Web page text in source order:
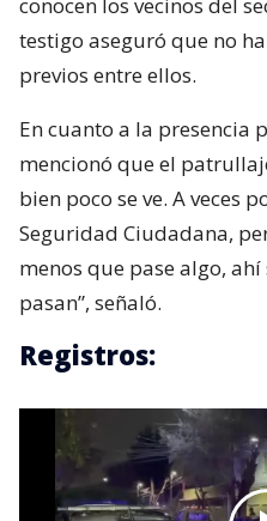
conocen los vecinos del
testigo aseguró que no
previos entre ellos.
En cuanto a la presencia
mencionó que el
bien poco se ve. A veces
Seguridad Ciudadana,
menos que pase algo,
pasan”, señaló.
Registros: